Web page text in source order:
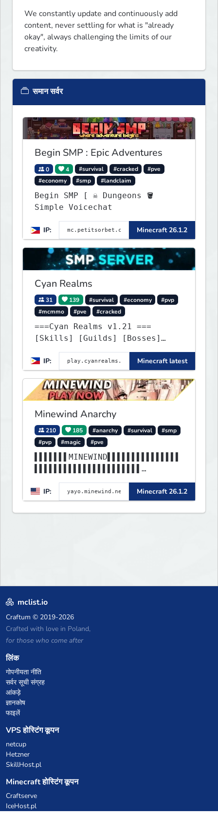
We constantly update and continuously add
content, never settling for what is "already
okay", always challenging the limits of our
creativity.
समान सर्वर
Begin SMP : Epic Adventures
0 4 #survival #cracked
#pve
#economy
#smp #landclaim
Begin SMP [ ☠ Dungeons 🪣
Simple Voicechat
IP: Minecraft 26.1.2
Cyan Realms
31 139 #survival #economy
#pvp
#mcmmo
#pve #cracked
===Cyan Realms v1.21 ===
[Skills] [Guilds] [Bosses]
IP:
Minecraft latest
Minewind Anarchy
210 185 #anarchy #survival
#smp
#pvp
#magic #pve
▌▌▌▌▌▌▌MINEWIND▌▌▌▌▌▌▌▌▌▌▌▌▌▌▌
▌▌▌▌▌▌▌▌▌▌▌▌▌▌▌▌▌▌▌▌▌▌▌▌▌▌▌▌▌▌
▌▌▌▌▌▌▌▌▌▌▌▌▌▌▌▌▌▌▌▌▌▌
IP: Minecraft 26.1.2
mclist.io
Craftum © 2019-2026
Crafted with love in Poland,
for those who come after
लिंक
गोपनीयता नीति
सर्वर सूची संग्रह
आंकड़े
ज्ञानकोष
फाइलें
VPS होस्टिंग कूपन
netcup
Hetzner
SkillHost.pl
Minecraft होस्टिंग कूपन
Craftserve
IceHost.pl